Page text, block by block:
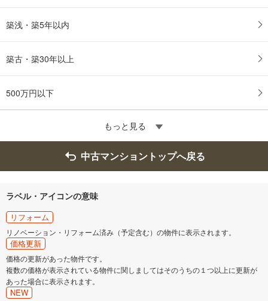
築浅・築5年以内
築古・築30年以上
500万円以下
もっと見る
中古マンショントップへ戻る
ラベル・アイコンの意味
リフォーム
リノベーション・リフォーム済み（予定含む）の物件に表示されます。
価格更新
価格の更新があった物件です。
複数の価格が表示されている物件に関しましてはそのうちの１つ以上に更新が
あった場合に表示されます。
NEW